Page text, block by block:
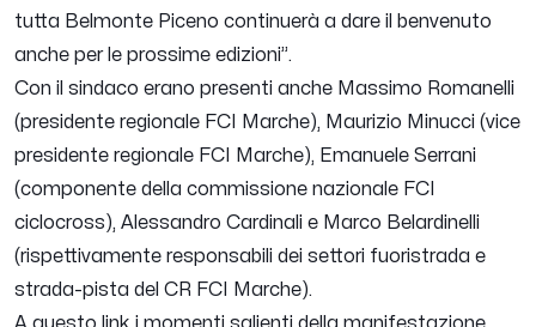
tutta Belmonte Piceno continuerà a dare il benvenuto
anche per le prossime edizioni”.
Con il sindaco erano presenti anche Massimo Romanelli
(presidente regionale FCI Marche), Maurizio Minucci (vice
presidente regionale FCI Marche), Emanuele Serrani
(componente della commissione nazionale FCI
ciclocross), Alessandro Cardinali e Marco Belardinelli
(rispettivamente responsabili dei settori fuoristrada e
strada-pista del CR FCI Marche).